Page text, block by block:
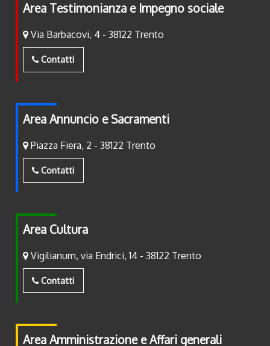
Area Testimonianza e Impegno sociale
Via Barbacovi, 4 - 38122 Trento
Contatti
Area Annuncio e Sacramenti
Piazza Fiera, 2 - 38122 Trento
Contatti
Area Cultura
Vigilianum, via Endrici, 14 - 38122 Trento
Contatti
Area Amministrazione e Affari generali